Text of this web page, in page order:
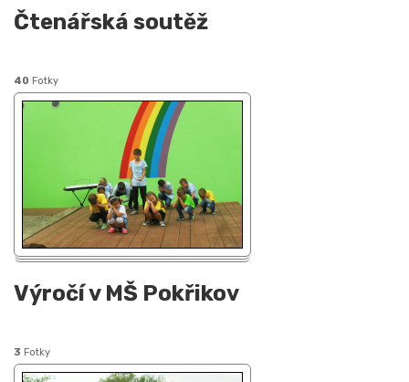
Čtenářská soutěž
40 Fotky
Výročí v MŠ Pokřikov
3 Fotky